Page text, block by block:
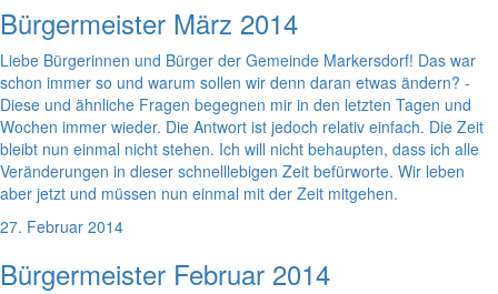
Bürgermeister März 2014
Liebe Bürgerinnen und Bürger der Gemeinde Markersdorf! Das war
schon immer so und warum sollen wir denn daran etwas ändern? -
Diese und ähnliche Fragen begegnen mir in den letzten Tagen und
Wochen immer wieder. Die Antwort ist jedoch relativ einfach. Die Zeit
bleibt nun einmal nicht stehen. Ich will nicht behaupten, dass ich alle
Veränderungen in dieser schnelllebigen Zeit befürworte. Wir leben
aber jetzt und müssen nun einmal mit der Zeit mitgehen.
27. Februar 2014
Bürgermeister Februar 2014